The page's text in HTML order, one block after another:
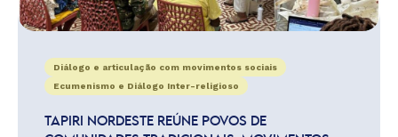
Diálogo e articulação com movimentos sociais
Ecumenismo e Diálogo Inter-religioso
TAPIRI NORDESTE REÚNE POVOS DE